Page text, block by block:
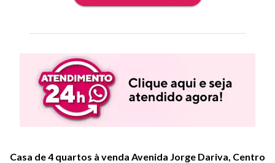
Casa de 4 quartos à venda Avenida Jorge Dariva, Centro